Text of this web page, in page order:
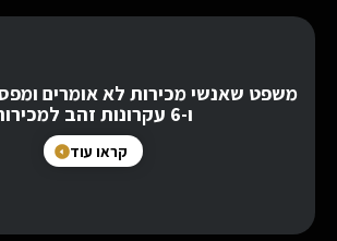
משפט שאנשי מכירות לא אומרים
ו-6 עקרונות זהב למכירות
קראו עוד